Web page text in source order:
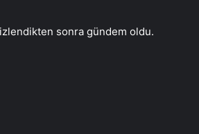
sonra gündem oldu.